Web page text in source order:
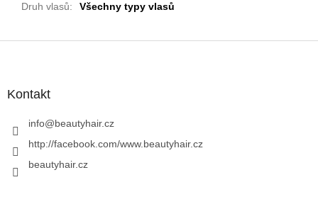
Druh vlasů: Všechny typy vlasů
Kontakt
info@beautyhair.cz
http://facebook.com/www.beautyhair.cz
beautyhair.cz